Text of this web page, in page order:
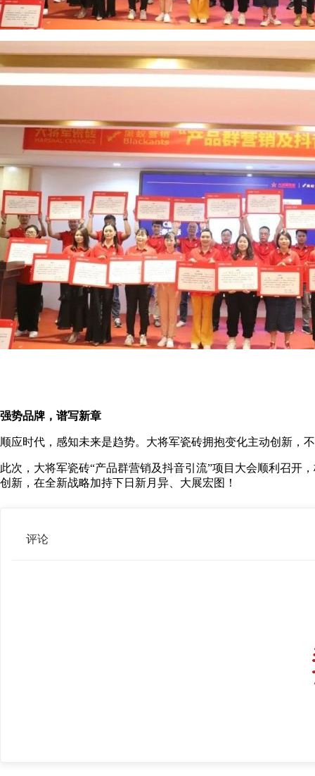
强势品牌，谱写新章
顺应时代，感知未来是趋势。大将军瓷砖拥抱变化主动创新，
此次，大将军瓷砖“产品群营销及抖音引流”项目大会顺利召开
创新，在全新战略加持下日新月异、大展宏图！
评论